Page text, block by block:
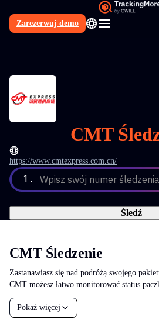
Zarezerwuj demo
PL
CMT
https://www.cmtexpress.com.cn/
1. Wpisz swój numer śledzenia
Śledź
CMT Śledzenie
Zastanawiasz się nad podróżą swojego
CMT możesz łatwo monitorować status
Pokaż więcej